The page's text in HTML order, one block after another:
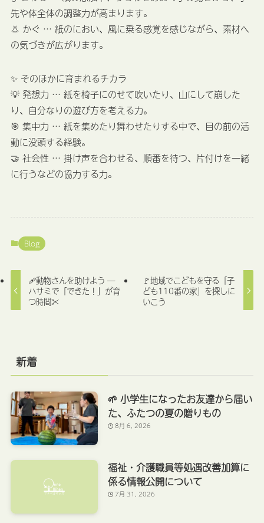
先や体全体の調整力が高まります。
👃 かぐ … 紙のにおい、風に乗る感覚を感じながら、素材へ
の気づきが広がります。
✨ そのほかに育まれるチカラ
💡 発想力 … 紙を椅子にのせて吹いたり、山にして崩した
り、自分なりの遊び方を考える力。
🎯 集中力 … 紙を集めたり舞わせたりする中で、目の前の活
動に没頭する経験。
🤝 社会性 … 掛け声を合わせる、順番を待つ、片付けを一緒
に行うなどの協力する力。
Blog
🩹動物さんを助けよう ―
ハサミで「できた！」が育
つ時間✂️
🚩地域でこどもを守る「子
ども110番の家」を探しに
いこう
新着
🌱 小学生になったお友達から届い
た、ふたつの夏の贈りもの
8月 6, 2026
福祉・介護職員等処遇改善加算に
係る情報公開について
7月 31, 2026